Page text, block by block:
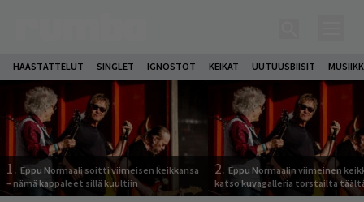
HAASTATTELUT SINGLET IGNOSTOT KEIKAT UUTUUSBIISIT
1. Eppu Normaali soitti viimeisen keikkansa
– nämä kappaleet sillä kuultiin
2. Eppu Normaalin viimeinen
katso kuvagalleria torstailta